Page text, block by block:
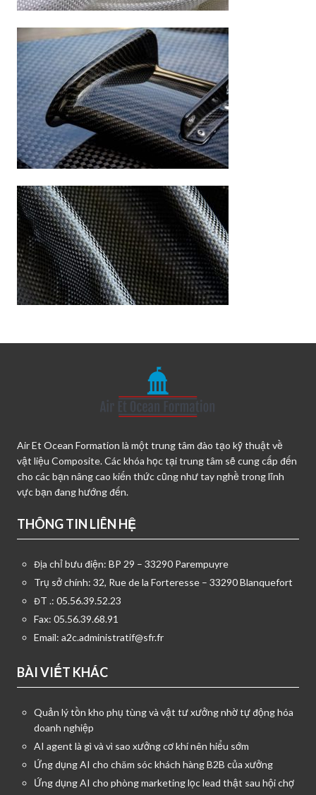
Air Et Ocean Formation là một trung tâm đào tạo kỹ thuật về
vật liệu Composite. Các khóa học tại trung tâm sẽ cung cấp đến
cho các bạn nâng cao kiến thức cũng như tay nghề trong lĩnh
vực bạn đang hướng đến.
THÔNG TIN LIÊN HỆ
Địa chỉ bưu điện: BP 29 – 33290 Parempuyre
Trụ sở chính: 32, Rue de la Forteresse – 33290 Blanquefort
ĐT .: 05.56.39.52.23
Fax: 05.56.39.68.91
Email: a2c.administratif@sfr.fr
BÀI VIẾT KHÁC
Quản lý tồn kho phụ tùng và vật tư xưởng nhờ tự động hóa
doanh nghiệp
AI agent là gì và vì sao xưởng cơ khí nên hiểu sớm
Ứng dụng AI cho chăm sóc khách hàng B2B của xưởng
Ứng dụng AI cho phòng marketing lọc lead thật sau hội chợ